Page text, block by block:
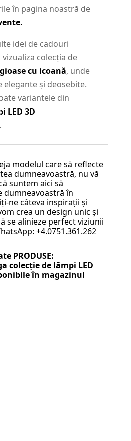
în pagina noastră de
idei de cadouri
colecția de
cu icoană, unde
elegante și deosebite.
variantele din
LED 3D
modelul care să reflecte
dumneavoastră, nu vă
suntem aici să
dumneavoastră în
ne câteva inspirații și
crea un design unic și
se alinieze perfect viziunii
+4.0751.361.262
PRODUSE:
colecție de lămpi LED
în magazinul